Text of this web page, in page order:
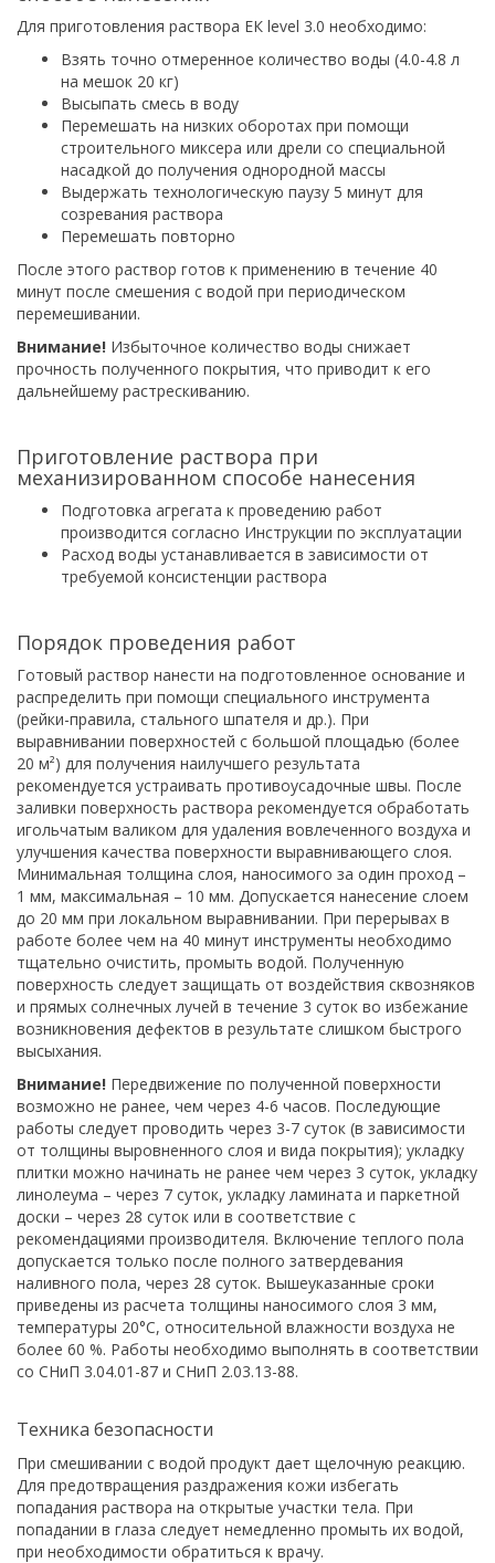
Для приготовления раствора ЕК level 3.0 необходимо:
Взять точно отмеренное количество воды (4.0-4.8 л
на мешок 20 кг)
Высыпать смесь в воду
Перемешать на низких оборотах при помощи
строительного миксера или дрели со специальной
насадкой до получения однородной массы
Выдержать технологическую паузу 5 минут для
созревания раствора
Перемешать повторно
После этого раствор готов к применению в течение 40
минут после смешения с водой при периодическом
перемешивании.
Внимание! Избыточное количество воды снижает
прочность полученного покрытия, что приводит к его
дальнейшему растрескиванию.
Приготовление раствора при
механизированном способе нанесения
Подготовка агрегата к проведению работ
производится согласно Инструкции по эксплуатации
Расход воды устанавливается в зависимости от
требуемой консистенции раствора
Порядок проведения работ
Готовый раствор нанести на подготовленное основание и
распределить при помощи специального инструмента
(рейки-правила, стального шпателя и др.). При
выравнивании поверхностей с большой площадью (более
20 м²) для получения наилучшего результата
рекомендуется устраивать противоусадочные швы. После
заливки поверхность раствора рекомендуется обработать
игольчатым валиком для удаления вовлеченного воздуха и
улучшения качества поверхности выравнивающего слоя.
Минимальная толщина слоя, наносимого за один проход –
1 мм, максимальная – 10 мм. Допускается нанесение слоем
до 20 мм при локальном выравнивании. При перерывах в
работе более чем на 40 минут инструменты необходимо
тщательно очистить, промыть водой. Полученную
поверхность следует защищать от воздействия сквозняков
и прямых солнечных лучей в течение 3 суток во избежание
возникновения дефектов в результате слишком быстрого
высыхания.
Внимание! Передвижение по полученной поверхности
возможно не ранее, чем через 4-6 часов. Последующие
работы следует проводить через 3-7 суток (в зависимости
от толщины выровненного слоя и вида покрытия); укладку
плитки можно начинать не ранее чем через 3 суток, укладку
линолеума – через 7 суток, укладку ламината и паркетной
доски – через 28 суток или в соответствие с
рекомендациями производителя. Включение теплого пола
допускается только после полного затвердевания
наливного пола, через 28 суток. Вышеуказанные сроки
приведены из расчета толщины наносимого слоя 3 мм,
температуры 20°C, относительной влажности воздуха не
более 60 %. Работы необходимо выполнять в соответствии
со СНиП 3.04.01-87 и СНиП 2.03.13-88.
Техника безопасности
При смешивании с водой продукт дает щелочную реакцию.
Для предотвращения раздражения кожи избегать
попадания раствора на открытые участки тела. При
попадании в глаза следует немедленно промыть их водой,
при необходимости обратиться к врачу.